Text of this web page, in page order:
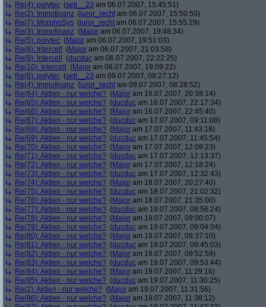
Re(4): polytec (seti__23 am 06.07.2007, 15:45:51)
Re(2): Immofinanz (juror_recht am 06.07.2007, 15:50:50)
Re(7): MorphoSys (juror_recht am 06.07.2007, 15:55:29)
Re(3): Immofinanz (Major am 06.07.2007, 19:48:34)
Re(5): polytec (Major am 06.07.2007, 19:51:03)
Re(8): Intercell
(Major am 06.07.2007, 21:03:58)
Re(9): Intercell
(ducduc am 06.07.2007, 22:22:25)
Re(10): Intercell
(Major am 08.07.2007, 19:09:22)
Re(6): polytec (seti__23 am 09.07.2007, 08:27:12)
Re(4): Immofinanz (juror_recht am 09.07.2007, 08:28:52)
Re(64): Aktien - nur welche? (Major am 16.07.2007, 20:38:14)
Re(65): Aktien - nur welche? (ducduc am 16.07.2007, 22:17:34)
Re(66): Aktien - nur welche? (Major am 16.07.2007, 22:45:40)
Re(67): Aktien - nur welche? (ducduc am 17.07.2007, 09:11:08)
Re(68): Aktien - nur welche? (Major am 17.07.2007, 11:43:18)
Re(69): Aktien - nur welche? (ducduc am 17.07.2007, 11:45:54)
Re(70): Aktien - nur welche? (Major am 17.07.2007, 12:09:23)
Re(71): Aktien - nur welche? (ducduc am 17.07.2007, 12:13:37)
Re(72): Aktien - nur welche? (Major am 17.07.2007, 12:18:24)
Re(73): Aktien - nur welche? (ducduc am 17.07.2007, 12:32:43)
Re(74): Aktien - nur welche? (Major am 18.07.2007, 20:27:40)
Re(75): Aktien - nur welche? (ducduc am 18.07.2007, 21:02:32)
Re(76): Aktien - nur welche? (Major am 18.07.2007, 21:35:00)
Re(77): Aktien - nur welche? (ducduc am 19.07.2007, 08:56:24)
Re(78): Aktien - nur welche? (Major am 19.07.2007, 09:00:07)
Re(79): Aktien - nur welche? (ducduc am 19.07.2007, 09:04:04)
Re(80): Aktien - nur welche? (Major am 19.07.2007, 09:37:10)
Re(81): Aktien - nur welche? (ducduc am 19.07.2007, 09:45:03)
Re(82): Aktien - nur welche? (Major am 19.07.2007, 09:52:59)
Re(83): Aktien - nur welche? (ducduc am 19.07.2007, 09:53:44)
Re(84): Aktien - nur welche? (Major am 19.07.2007, 11:29:16)
Re(85): Aktien - nur welche? (ducduc am 19.07.2007, 11:30:25)
Re(2): Aktien - nur welche? (Major am 19.07.2007, 11:31:56)
Re(86): Aktien - nur welche? (Major am 19.07.2007, 11:38:12)